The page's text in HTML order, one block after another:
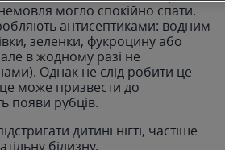
могло спокійно спати.
антисептиками: водним
зеленки, фукроцину або
в жодному разі не
Однак не слід робити це
може призвести до
появи рубців.
дитині нігті, частіше
білизну.